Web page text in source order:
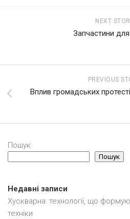
NEXT
Запчастини для
PREVIOUS
Вплив громадських
Пошук
Пошук
Недавні записи
Хускварна: технології, що
техніки